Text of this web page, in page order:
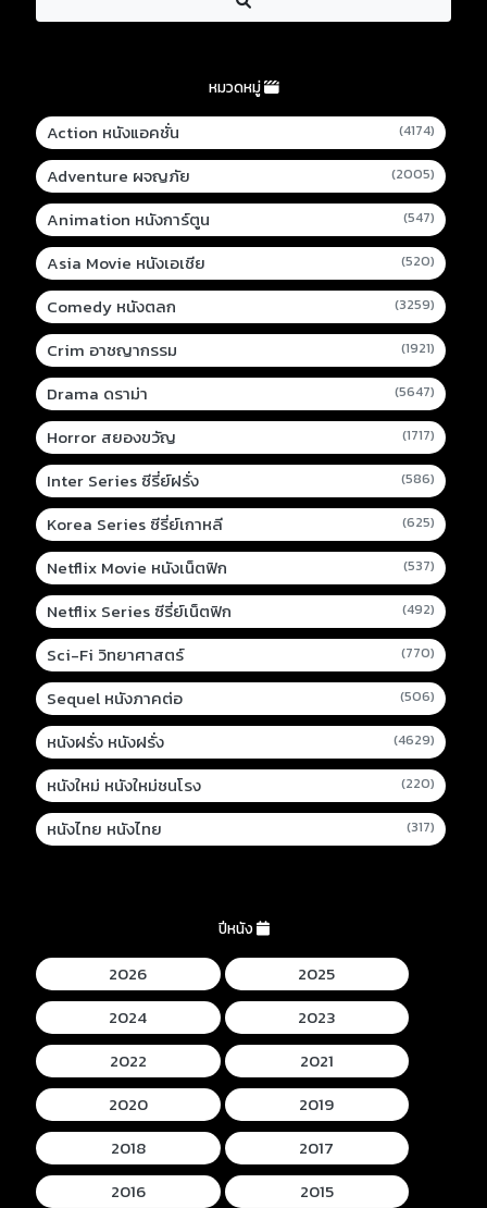
หมวดหมู่
Action หนังแอคชั่น (4174)
Adventure ผจญภัย (2005)
Animation หนังการ์ตูน (547)
Asia Movie หนังเอเชีย (520)
Comedy หนังตลก (3259)
Crim อาชญากรรม (1921)
Drama ดราม่า (5647)
Horror สยองขวัญ (1717)
Inter Series ซีรี่ย์ฝรั่ง (586)
Korea Series ซีรี่ย์เกาหลี (625)
Netflix Movie หนังเน็ตฟิก (537)
Netflix Series ซีรี่ย์เน็ตฟิก (492)
Sci-Fi วิทยาศาสตร์ (770)
Sequel หนังภาคต่อ (506)
หนังฝรั่ง หนังฝรั่ง (4629)
หนังใหม่ หนังใหม่ชนโรง (220)
หนังไทย หนังไทย (317)
ปีหนัง
2026
2025
2024
2023
2022
2021
2020
2019
2018
2017
2016
2015